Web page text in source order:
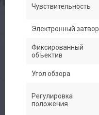
Чувствительность
Электронный затвор
Фиксированный
объектив
Угол обзора
Регулировка
положения